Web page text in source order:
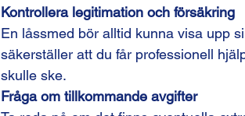
Kontrollera legitimation och försäkring
En låssmed bör alltid kunna visa upp
säkerställer att du får professionell
skulle ske.
Fråga om tillkommande avgifter